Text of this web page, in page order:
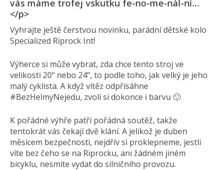
vás máme trofej vskutku fe-no-me-nál-ní…
</p>
Vyhrajte ještě čerstvou novinku, parádní dětské kolo
Specialized Riprock Int!
Výherce si může vybrat, zda chce tento stroj ve
velikosti 20“ nebo 24“, to podle toho, jak velký je jeho
malý cyklista. A když vítěz odpřísáhne
#BezHelmyNejedu, zvolí si dokonce i barvu 🙂
K pořádné výhře patří pořádná soutěž, takže
tentokrát vás čekají dvě klání. A jelikož je duben
měsícem bezpečnosti, nejdřív si proklepneme, jestli
víte bez čeho se na Riprocku, ani žádném jiném
bicyklu, nesmíte vydat do silničního provozu.